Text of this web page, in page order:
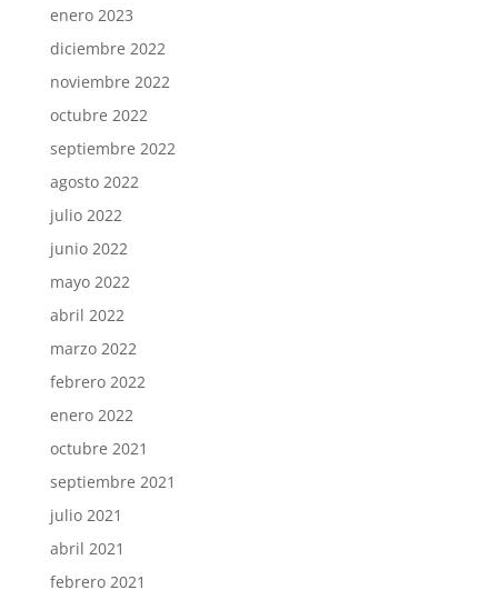
enero 2023
diciembre 2022
noviembre 2022
octubre 2022
septiembre 2022
agosto 2022
julio 2022
junio 2022
mayo 2022
abril 2022
marzo 2022
febrero 2022
enero 2022
octubre 2021
septiembre 2021
julio 2021
abril 2021
febrero 2021